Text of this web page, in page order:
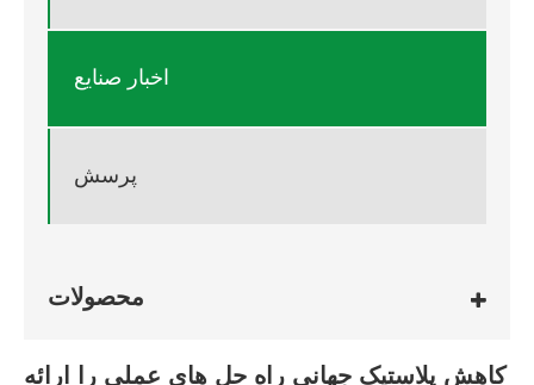
اخبار صنایع
پرسش
محصولات
کاهش پلاستیک جهانی راه حل های عملی را ارائه